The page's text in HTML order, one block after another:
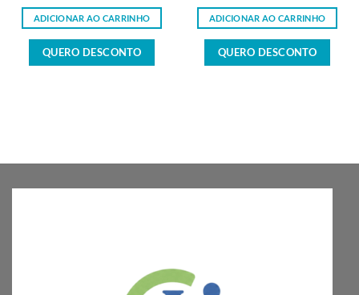
ADICIONAR AO CARRINHO
QUERO DESCONTO
ADICIONAR AO CARRINHO
QUERO DESCONTO